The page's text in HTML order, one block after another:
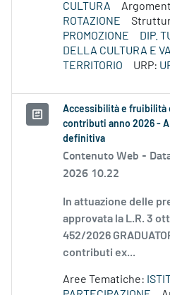
CULTURA
ROTAZIONE
PROMOZIONE
DIP.
DELLA CULTURA E
TERRITORIO
URP:
Accessibilità e fruibilità
contributi anno 2026 -
definitiva
Contenuto Web -
2026 10.22
In attuazione delle
approvata la L.R. 3
452/2026
contributi ex...
Aree Tematiche: